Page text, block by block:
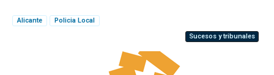
Alicante
Policia Local
Sucesos y tribunales